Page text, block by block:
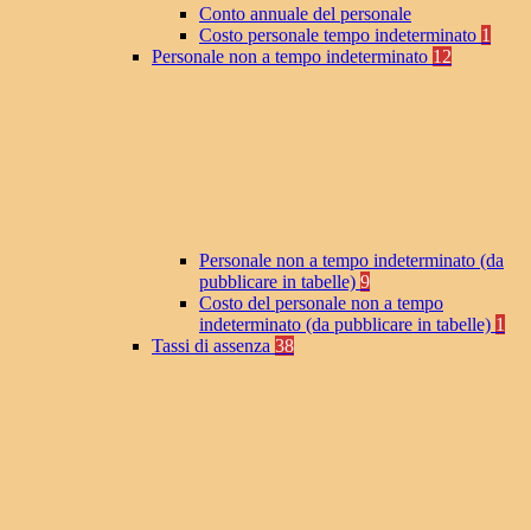
Conto annuale del personale
Costo personale tempo indeterminato 1
Personale non a tempo indeterminato 12
Personale non a tempo indeterminato (da
pubblicare in tabelle) 9
Costo del personale non a tempo
indeterminato (da pubblicare in tabelle) 1
Tassi di assenza 38